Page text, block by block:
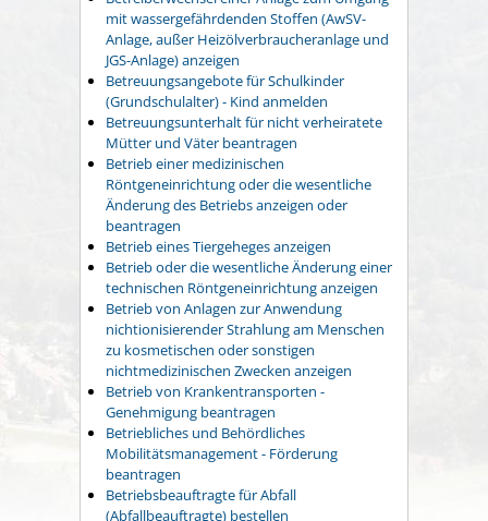
mit wassergefährdenden Stoffen (AwSV-
Anlage, außer Heizölverbraucheranlage und
JGS-Anlage) anzeigen
Betreuungsangebote für Schulkinder
(Grundschulalter) - Kind anmelden
Betreuungsunterhalt für nicht verheiratete
Mütter und Väter beantragen
Betrieb einer medizinischen
Röntgeneinrichtung oder die wesentliche
Änderung des Betriebs anzeigen oder
beantragen
Betrieb eines Tiergeheges anzeigen
Betrieb oder die wesentliche Änderung einer
technischen Röntgeneinrichtung anzeigen
Betrieb von Anlagen zur Anwendung
nichtionisierender Strahlung am Menschen
zu kosmetischen oder sonstigen
nichtmedizinischen Zwecken anzeigen
Betrieb von Krankentransporten -
Genehmigung beantragen
Betriebliches und Behördliches
Mobilitätsmanagement - Förderung
beantragen
Betriebsbeauftragte für Abfall
(Abfallbeauftragte) bestellen